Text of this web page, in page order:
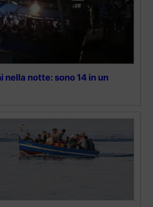
nella notte: sono 14 in un